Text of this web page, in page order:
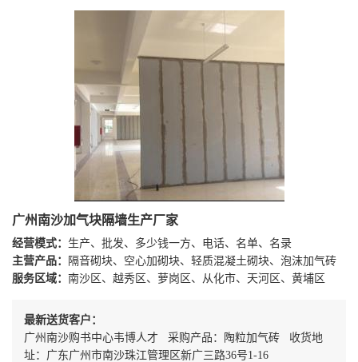
广州南沙加气块隔墙生产厂家
经营模式： 生产、批发、多少钱一方、电话、名单、名录
主营产品：
隔音砌块、空心加砌块、轻质混凝土砌块、泡沫加气砖
服务区域： 南沙区、越秀区、萝岗区、从化市、天河区、黄埔区
最新送货客户：
广州南沙购书中心韦博人才 采购产品：陶粒加气砖 收货地
址：广东广州市南沙珠江管理区新广三路36号1-16